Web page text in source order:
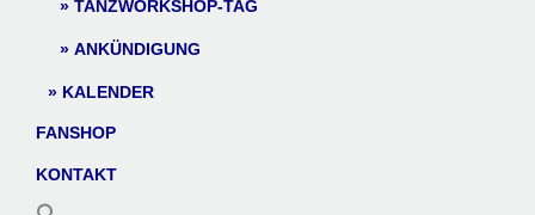
TANZWORKSHOP-TAG
ANKÜNDIGUNG
KALENDER
FANSHOP
KONTAKT